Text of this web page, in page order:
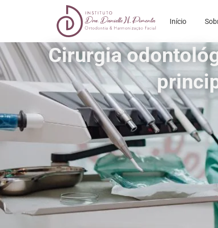
Início
Cirurgia